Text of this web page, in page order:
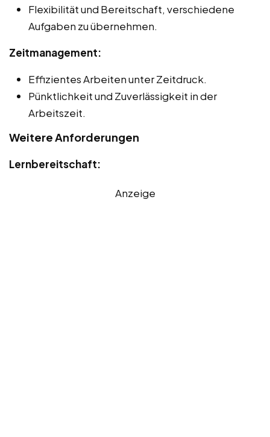
Flexibilität und Bereitschaft, verschiedene
Aufgaben zu übernehmen.
Zeitmanagement:
Effizientes Arbeiten unter Zeitdruck.
Pünktlichkeit und Zuverlässigkeit in der
Arbeitszeit.
Weitere Anforderungen
Lernbereitschaft:
Anzeige